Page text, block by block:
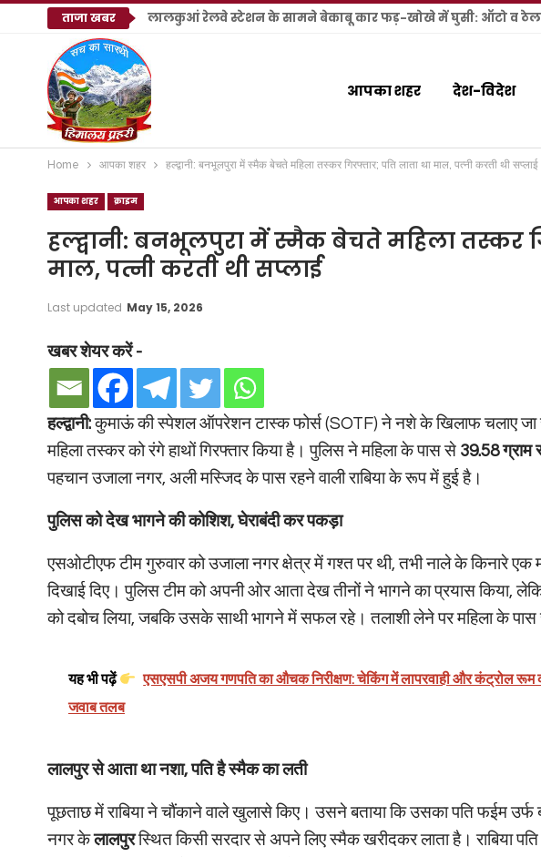
ताजा खबर लालकुआं रेलवे स्टेशन के सामने बेकाबू कार फड़-खोखे में घुसी: ऑटो व ठेला
आपका शहर देश-विदेश
Home आपका शहर हल्द्वानी: बनभूलपुरा में स्मैक बेचते महिला तस्कर गिरफ्तार; पति लाता था माल, पत्नी करती थी सप्लाई
आपका शहर क्राइम
हल्द्वानी: बनभूलपुरा में स्मैक बेचते महिला तस्कर
माल, पत्नी करती थी सप्लाई
Last updated May 15, 2026
खबर शेयर करें -
हल्द्वानी:कुमाऊं की स्पेशल ऑपरेशन टास्क फोर्स (SOTF) ने नशे के खिलाफ चलाए जा
महिला तस्कर को रंगे हाथों गिरफ्तार किया है। पुलिस ने महिला के पास से 39.58 ग्राम
पहचान उजाला नगर, अली मस्जिद के पास रहने वाली राबिया के रूप में हुई है।
पुलिस को देख भागने की कोशिश, घेराबंदी कर पकड़ा
एसओटीएफ टीम गुरुवार को उजाला नगर क्षेत्र में गश्त पर थी, तभी नाले के किनारे एक
दिखाई दिए। पुलिस टीम को अपनी ओर आता देख तीनों ने भागने का प्रयास किया,
को दबोच लिया, जबकि उसके साथी भागने में सफल रहे। तलाशी लेने पर महिला के
यह भी पढ़ें
एसएसपी अजय गणपति का औचक निरीक्षण: चेकिंग में लापरवाही और कंट्रोल रूम
जवाब तलब
लालपुर से आता था नशा, पति है स्मैक का लती
पूछताछ में राबिया ने चौंकाने वाले खुलासे किए। उसने बताया कि उसका पति फईम
नगर केलालपुरस्थित किसी सरदार से अपने लिए स्मैक खरीदकर लाता है। राबिया